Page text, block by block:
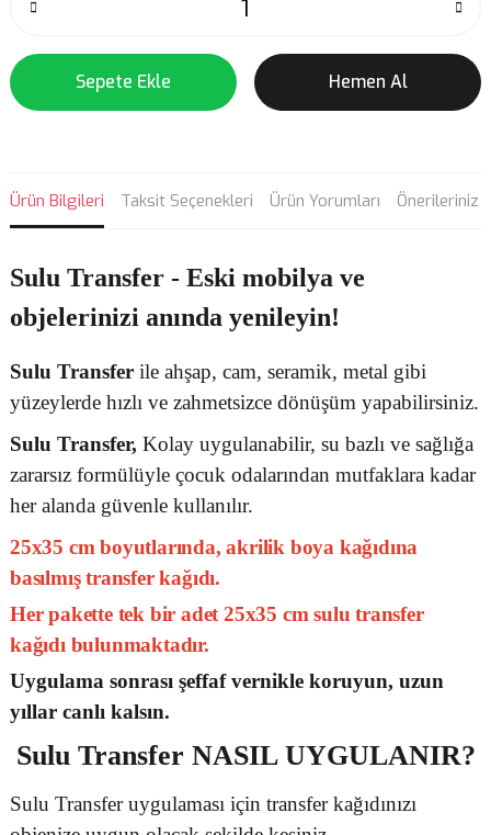
Sepete Ekle Hemen Al
Ürün Bilgileri Taksit Seçenekleri Ürün Yorumları Önerileriniz
Sulu Transfer - Eski mobilya ve
objelerinizi anında yenileyin!
Sulu Transfer ile ahşap, cam, seramik, metal gibi
yüzeylerde hızlı ve zahmetsizce dönüşüm yapabilirsiniz.
Sulu Transfer, Kolay uygulanabilir, su bazlı ve sağlığa
zararsız formülüyle çocuk odalarından mutfaklara kadar
her alanda güvenle kullanılır.
25x35 cm boyutlarında, akrilik boya kağıdına
basılmış transfer kağıdı.
Her pakette tek bir adet 25x35 cm sulu transfer
kağıdı bulunmaktadır.
Uygulama sonrası şeffaf vernikle koruyun, uzun
yıllar canlı kalsın.
Sulu Transfer NASIL UYGULANIR?
Sulu Transfer uygulaması için transfer kağıdınızı